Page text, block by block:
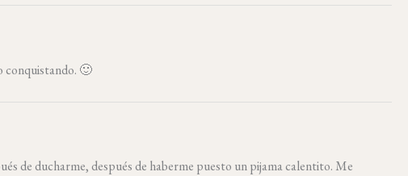
conquistando. 🙂
de ducharme, después de haberme puesto un pijama calentito. Me